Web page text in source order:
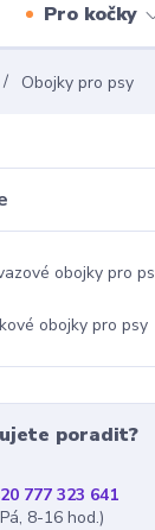
Pro kočky
Obojky pro psy
obojky pro
obojky pro psy
poradit?
777 323 641
8-16 hod.)